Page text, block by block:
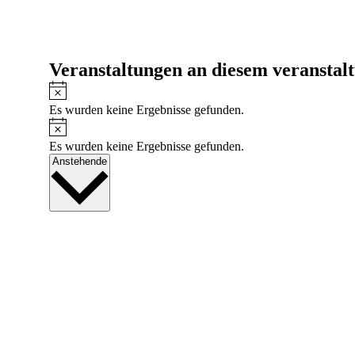
Veranstaltungen an diesem
Hinweis
Es wurden keine Ergebnisse gefunden.
Hinweis
Es wurden keine Ergebnisse gefunden.
Anstehende Datum